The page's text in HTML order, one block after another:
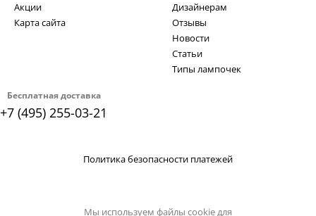
Бесплатная доставка
+7 (495) 255-03-21
Акции
Карта сайта
Дизайнерам
Отзывы
Новости
Статьи
Типы лампочек
Политика безопасности платежей
Мы используем файлы cookie для